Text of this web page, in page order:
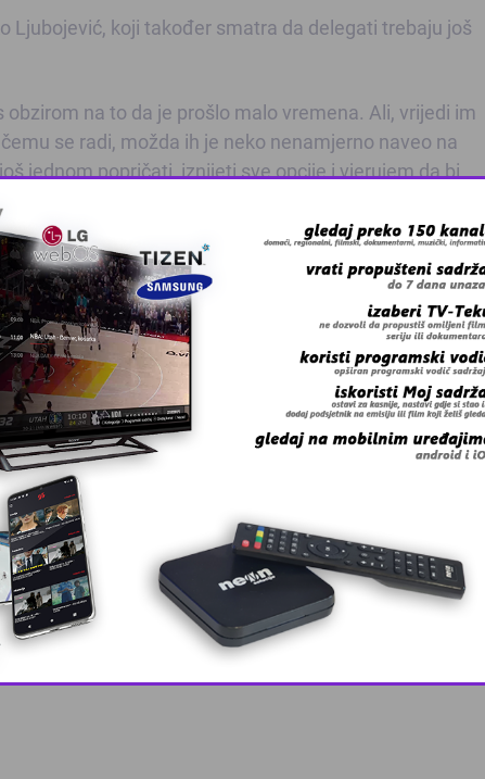
Ljubojević, koji također smatra da delegati trebaju još
na to da je prošlo malo vremena. Ali, vrijedi im
se radi, možda ih je neko nenamjerno naveo na
jednom popričati, iznijeti sve opcije i vjerujem da bi
savez. Po riječima generalnog sekretara Bakovića,
koje neće biti u stanju da vrati ako suspenzija
e, jer ako suspenzija potraje zaista postoji mogućnost
precizirao da Savez trenutno duguje oko 2,5 miliona
koje su na različite načine vršile usluge za Savez
tekstu?